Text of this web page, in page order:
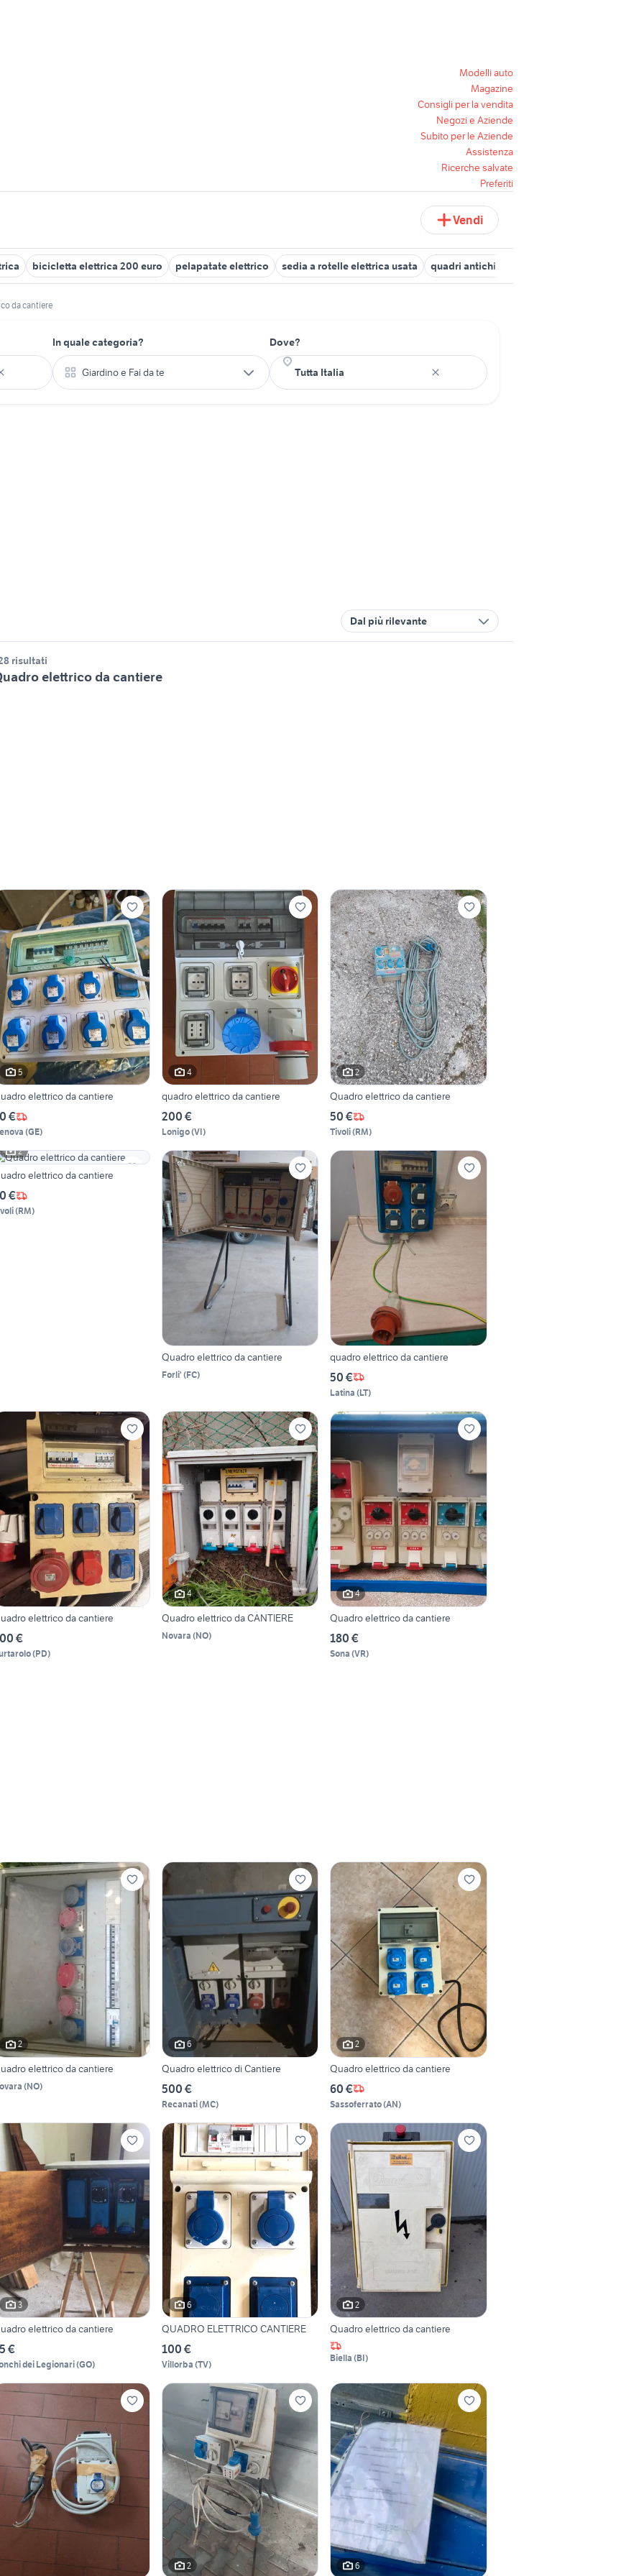
Modelli auto
Magazine
Consigli per la vendita
Negozi e Aziende
Subito per le Aziende
Assistenza
Ricerche salvate
Preferiti
Vendi
bicicletta elettrica 200 euro pelapatate elettrico sedia a rotelle elettrica usata quadri antichi in vendita da privati
da cantiere
In quale categoria?
Giardino e Fai da te
Dove?
Dal più rilevante
risultati
elettrico da cantiere
5
elettrico da cantiere
€
(GE)
4
quadro elettrico da cantiere
200 €
Lonigo(VI)
2
Quadro elettrico da cantiere
50 €
Tivoli(RM)
2
Quadro elettrico da cantiere
€
(RM)
Quadro elettrico da cantiere
Forli' (FC)
quadro elettrico da cantiere
50 €
Latina (LT)
elettrico da cantiere
€
(PD)
4
Quadro elettrico da CANTIERE
Novara (NO)
4
Quadro elettrico da cantiere
180 €
Sona (VR)
2
elettrico da cantiere
(NO)
6
Quadro elettrico di Cantiere
500 €
Recanati(MC)
2
Quadro elettrico da cantiere
60 €
Sassoferrato(AN)
3
elettrico da cantiere
€
dei Legionari(GO)
6
QUADRO ELETTRICO CANTIERE
100 €
Villorba (TV)
2
Quadro elettrico da cantiere
Biella (BI)
2 6